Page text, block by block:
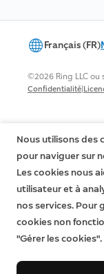
Français (FR)
©2026 Ring LLC ou
Confidentialité|
Nous utilisons des
pour naviguer sur
Les cookies nous
utilisateur et à
nos services. Pour
cookies non
"Gérer les cookies".